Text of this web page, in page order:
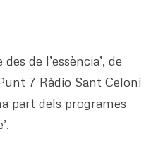
de l’essència’, de
7 Ràdio Sant Celoni
part dels programes